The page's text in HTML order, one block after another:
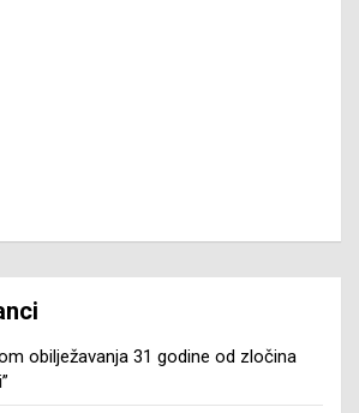
obilježavanja 31 godine od zločina